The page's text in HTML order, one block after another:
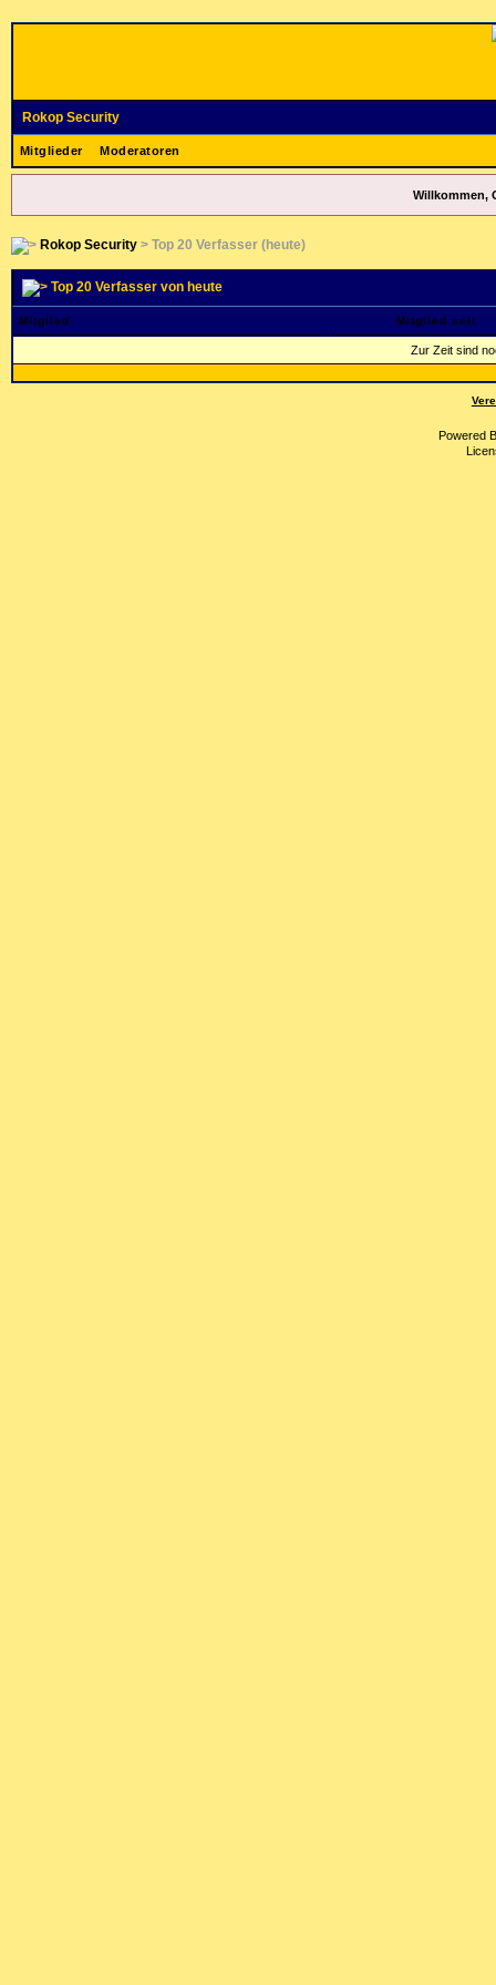
Rokop Security
Mitglieder Moderatoren
Willkommen,
Rokop Security> Top 20 Verfasser (heute)
Top 20 Verfasser von heute
Mitglied Mitglied seit
Zur Zeit sind
Powered